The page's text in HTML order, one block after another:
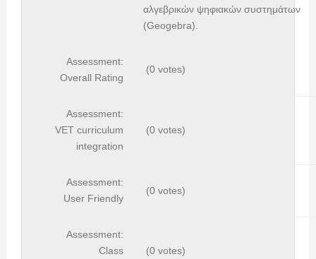
αλγεβρικών ψηφιακών συστημάτων
(Geogebra).
Assessment:
Overall Rating
(0 votes)
Assessment:
VET curriculum
integration
(0 votes)
Assessment:
User Friendly
(0 votes)
Assessment:
Class
(0 votes)